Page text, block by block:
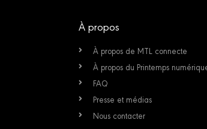
À propos
À propos de MTL connecte
À propos du Printemps
FAQ
Presse et médias
Nous contacter